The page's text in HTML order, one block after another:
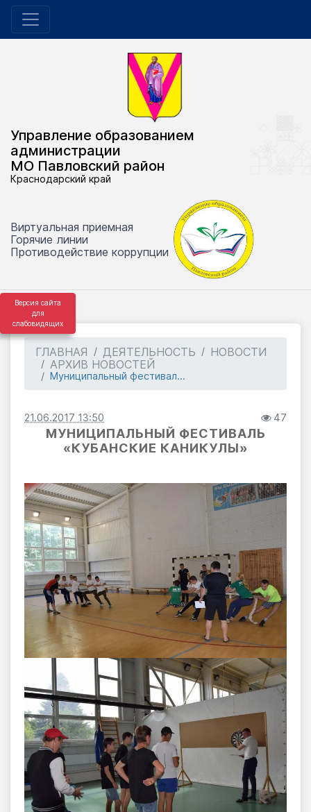
Версия сайта
для
слабовидящих
Управление образованием
администрации
МО Павловский район
Краснодарский край
Виртуальная приемная
Горячие линии
Противодействие коррупции
ГЛАВНАЯ ДЕЯТЕЛЬНОСТЬ
НОВОСТИ
АРХИВ НОВОСТЕЙ
Муниципальный фестивал...
21.06.2017 13:50 47
МУНИЦИПАЛЬНЫЙ ФЕСТИВАЛЬ
«КУБАНСКИЕ КАНИКУЛЫ»